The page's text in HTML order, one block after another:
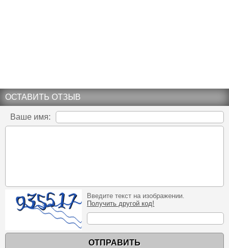
ОСТАВИТЬ ОТЗЫВ
Ваше имя:
Введите текст на изображении.
Получить другой код!
ОТПРАВИТЬ